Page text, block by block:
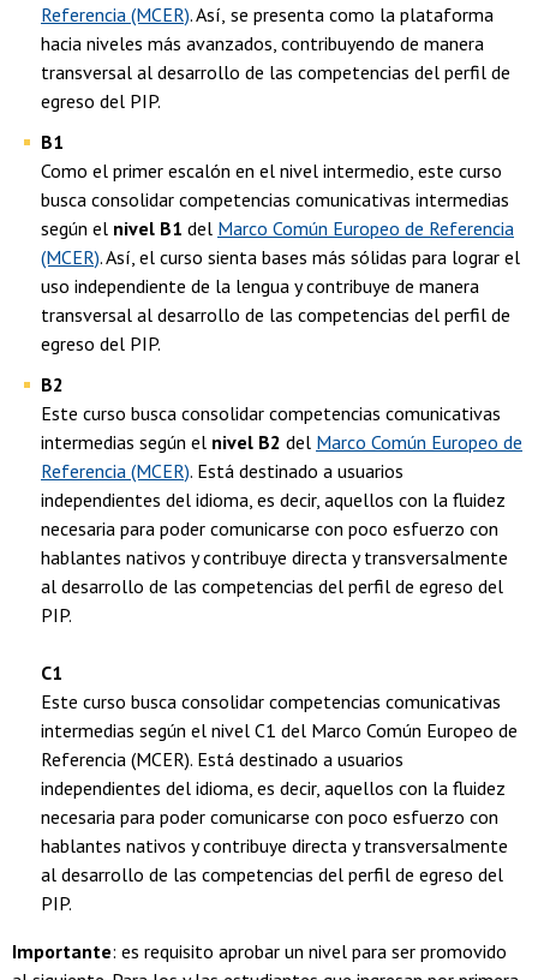
Referencia (MCER). Así, se presenta como la plataforma
hacia niveles más avanzados, contribuyendo de manera
transversal al desarrollo de las competencias del perfil de
egreso del PIP.
B1
Como el primer escalón en el nivel intermedio, este curso
busca consolidar competencias comunicativas intermedias
según el nivel B1 del Marco Común Europeo de Referencia
(MCER). Así, el curso sienta bases más sólidas para lograr el
uso independiente de la lengua y contribuye de manera
transversal al desarrollo de las competencias del perfil de
egreso del PIP.
B2
Este curso busca consolidar competencias comunicativas
intermedias según el nivel B2 del Marco Común Europeo de
Referencia (MCER). Está destinado a usuarios
independientes del idioma, es decir, aquellos con la fluidez
necesaria para poder comunicarse con poco esfuerzo con
hablantes nativos y contribuye directa y transversalmente
al desarrollo de las competencias del perfil de egreso del
PIP.
C1
Este curso busca consolidar competencias comunicativas
intermedias según el nivel C1 del Marco Común Europeo de
Referencia (MCER). Está destinado a usuarios
independientes del idioma, es decir, aquellos con la fluidez
necesaria para poder comunicarse con poco esfuerzo con
hablantes nativos y contribuye directa y transversalmente
al desarrollo de las competencias del perfil de egreso del
PIP.
Importante: es requisito aprobar un nivel para ser promovido